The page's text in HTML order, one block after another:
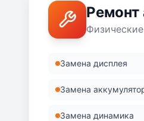
Ремонт
Замена дисплея
Замена
Замена динамика